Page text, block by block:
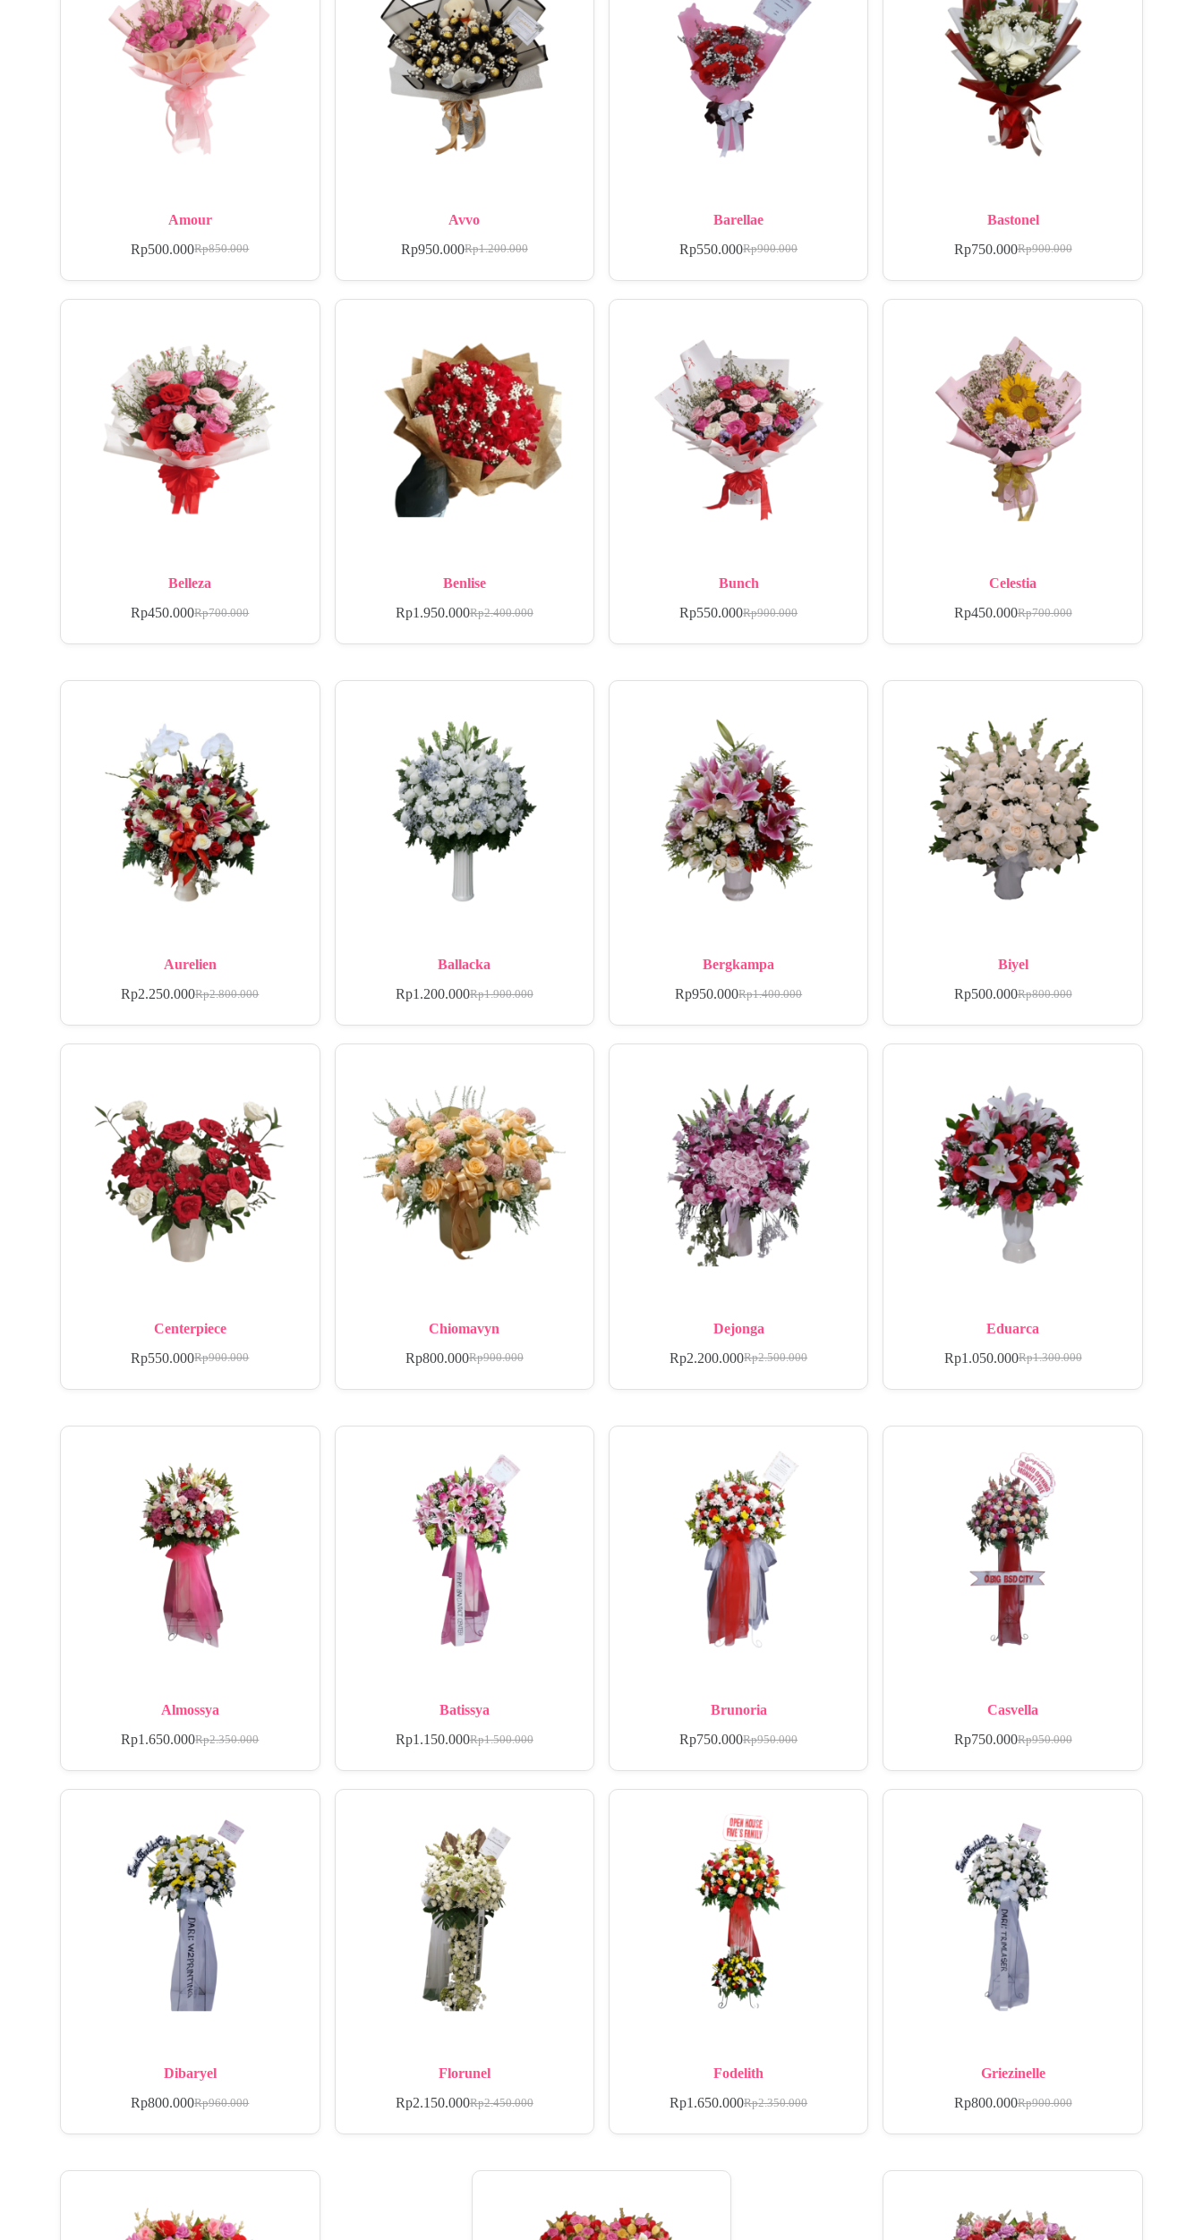
Amour
Rp850.000
Rp500.000
Avvo
Rp1.200.000
Rp950.000
Barellae
Rp900.000
Rp550.000
Bastonel
Rp900.000
Rp750.000
Belleza
Rp700.000
Rp450.000
Benlise
Rp2.400.000
Rp1.950.000
Bunch
Rp900.000
Rp550.000
Celestia
Rp700.000
Rp450.000
Aurelien
Rp2.800.000
Rp2.250.000
Ballacka
Rp1.900.000
Rp1.200.000
Bergkampa
Rp1.400.000
Rp950.000
Biyel
Rp800.000
Rp500.000
Centerpiece
Rp900.000
Rp550.000
Chiomavyn
Rp900.000
Rp800.000
Dejonga
Rp2.500.000
Rp2.200.000
Eduarca
Rp1.300.000
Rp1.050.000
Almossya
Rp2.350.000
Rp1.650.000
Batissya
Rp1.500.000
Rp1.150.000
Brunoria
Rp950.000
Rp750.000
Casvella
Rp950.000
Rp750.000
Dibaryel
Rp960.000
Rp800.000
Florunel
Rp2.450.000
Rp2.150.000
Fodelith
Rp2.350.000
Rp1.650.000
Griezinelle
Rp900.000
Rp800.000